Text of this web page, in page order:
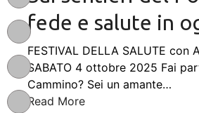
fede e salute in
FESTIVAL DELLA SALUTE con
SABATO 4 ottobre 2025 Fai
Cammino? Sei un amante…
Read More